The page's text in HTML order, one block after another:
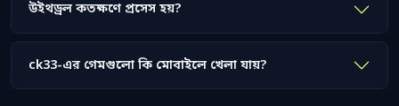
উইথড্রল কতক্ষণে প্রসেস হয়?
ck33-এর গেমগুলো কি মোবাইলে খেলা যায়?